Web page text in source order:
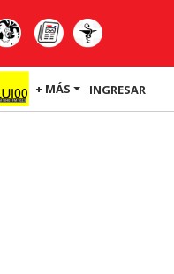
+ MÁS INGRESAR